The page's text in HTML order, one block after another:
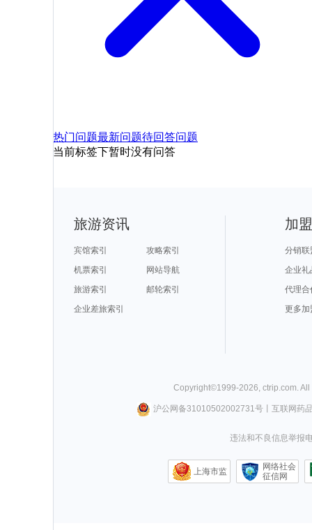
热门问题最新问题待回答问题
当前标签下暂时没有问答
旅游资讯
宾馆索引
攻略索引
机票索引
网站导航
旅游索引
邮轮索引
企业差旅索引
加
分销联
企业礼
代理合
更多加
Copyright©1999-2026, ctrip.com.
沪公网备31010502002731号丨 互联网药
违法和不良信息举报
上海市监
网络社会
征信网